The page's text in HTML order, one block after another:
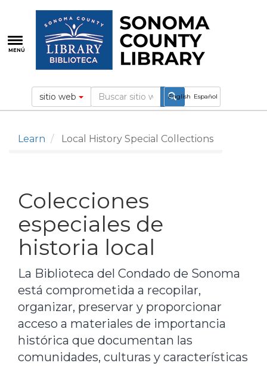
contenido
principal
MENÚ
English Español
sitio web
Learn Local History Special Collections
Colecciones
especiales de
historia local
La Biblioteca del Condado de Sonoma
está comprometida a recopilar,
organizar, preservar y proporcionar
acceso a materiales de importancia
histórica que documentan las
comunidades, culturas y características